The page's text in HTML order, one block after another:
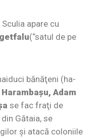
apare cu
(“satul de pe
bănăţeni (ha­
Adam
se fac fraţi de
din Gă­ta­­ia, se
şi atacă coloniile